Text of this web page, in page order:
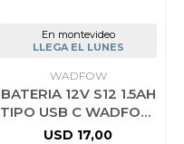
En montevideo
LLEGA EL LUNES
WADFOW
BATERIA 12V S12 1.5AH
TIPO USB C WADFOW
WLBS5150
USD 17,00